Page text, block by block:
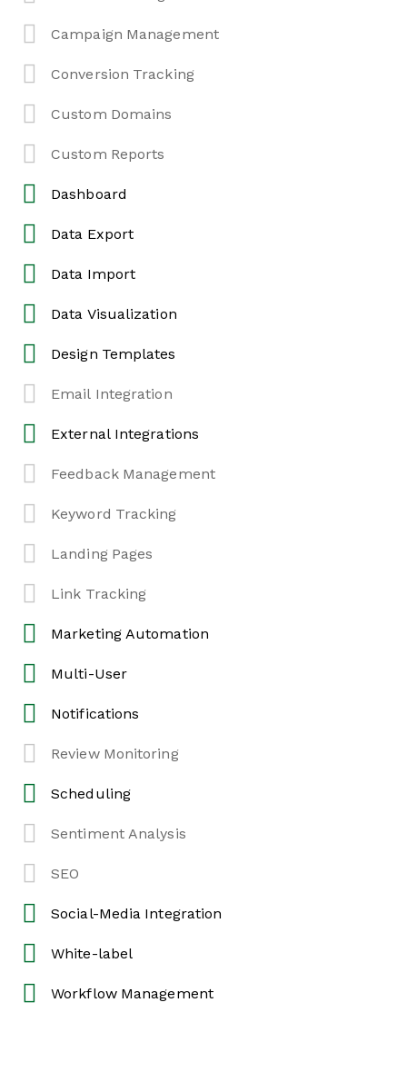
Campaign Management
Conversion Tracking
Custom Domains
Custom Reports
Dashboard
Data Export
Data Import
Data Visualization
Design Templates
Email Integration
External Integrations
Feedback Management
Keyword Tracking
Landing Pages
Link Tracking
Marketing Automation
Multi-User
Notifications
Review Monitoring
Scheduling
Sentiment Analysis
SEO
Social-Media Integration
White-label
Workflow Management